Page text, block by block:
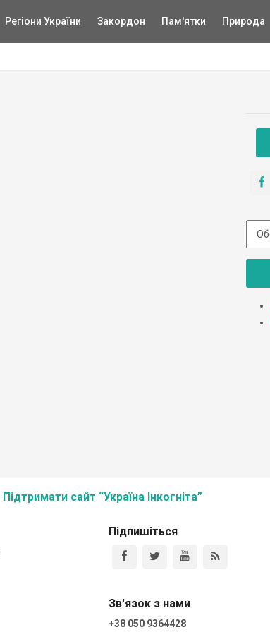
Регіони України Закордон Пам'ятки Природа
Підтримати сайт “Україна Інкогніта”
Підпишіться
Зв'язок з нами
+38 050 9364428